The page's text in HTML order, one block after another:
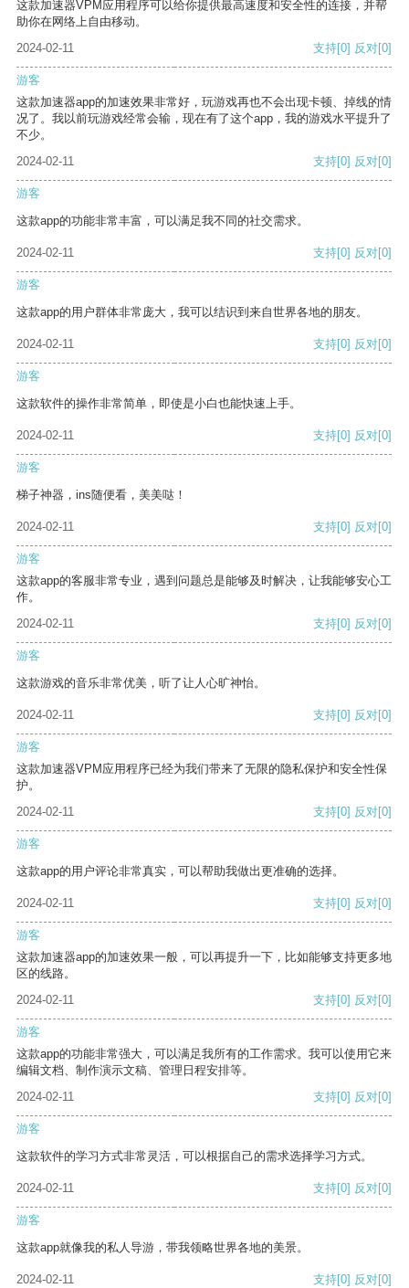
这款加速器VPM应用程序可以给你提供最高速度和安全性的连接，并帮
助你在网络上自由移动。
2024-02-11
支持[0] 反对[0]
游客
这款加速器app的加速效果非常好，玩游戏再也不会出现卡顿、掉线的情
况了。我以前玩游戏经常会输，现在有了这个app，我的游戏水平提升了
不少。
2024-02-11
支持[0] 反对[0]
游客
这款app的功能非常丰富，可以满足我不同的社交需求。
2024-02-11 支持[0] 反对[0]
游客
这款app的用户群体非常庞大，我可以结识到来自世界各地的朋友。
2024-02-11 支持[0] 反对[0]
游客
这款软件的操作非常简单，即使是小白也能快速上手。
2024-02-11 支持[0] 反对[0]
游客
梯子神器，ins随便看，美美哒！
2024-02-11 支持[0] 反对[0]
游客
这款app的客服非常专业，遇到问题总是能够及时解决，让我能够安心工
作。
2024-02-11
支持[0] 反对[0]
游客
这款游戏的音乐非常优美，听了让人心旷神怡。
2024-02-11 支持[0] 反对[0]
游客
这款加速器VPM应用程序已经为我们带来了无限的隐私保护和安全性保
护。
2024-02-11
支持[0] 反对[0]
游客
这款app的用户评论非常真实，可以帮助我做出更准确的选择。
2024-02-11 支持[0] 反对[0]
游客
这款加速器app的加速效果一般，可以再提升一下，比如能够支持更多地
区的线路。
2024-02-11
支持[0] 反对[0]
游客
这款app的功能非常强大，可以满足我所有的工作需求。我可以使用它来
编辑文档、制作演示文稿、管理日程安排等。
2024-02-11
支持[0] 反对[0]
游客
这款软件的学习方式非常灵活，可以根据自己的需求选择学习方式。
2024-02-11 支持[0] 反对[0]
游客
这款app就像我的私人导游，带我领略世界各地的美景。
2024-02-11 支持[0] 反对[0]